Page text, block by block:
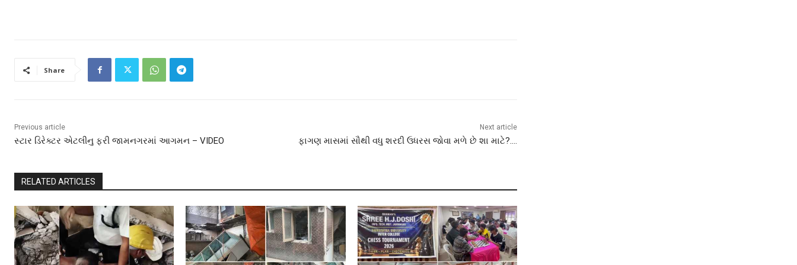
Share
Previous article
સ્ટાર ડિરેક્ટર એટલીનુ ફરી જામનગરમાં આગમન – VIDEO
Next article
ફાગણ માસમાં સૌથી વધુ શરદી ઉધરસ જોવા મળે છે શા માટે?….
RELATED ARTICLES